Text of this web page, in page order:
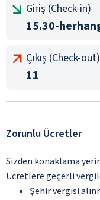
Giriş (Check-in)
15.30-
Çıkış (Check-out)
11
Zorunlu Ücretler
Sizden konaklama
Ücretlere geçerli
Şehir vergisi